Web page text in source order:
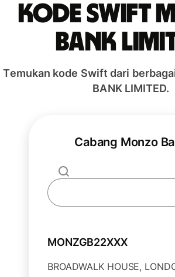
Kode Swift
BANK
Temukan kode Swift dari
BANK LIMITED.
Cabang Monzo
MONZGB22XXX
BROADWALK HOUSE,